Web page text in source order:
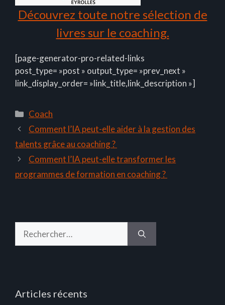
Découvrez toute notre sélection de
livres sur le coaching.
[page-generator-pro-related-links
post_type= »post » output_type= »prev_next »
link_display_order= »link_title,link_description »]
Catégories
Coach
Comment l’IA peut-elle aider à la gestion des
talents grâce au coaching ?
Comment l’IA peut-elle transformer les
programmes de formation en coaching ?
Articles récents